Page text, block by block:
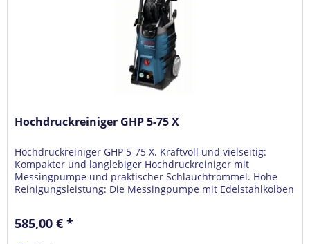
Hochdruckreiniger GHP 5-75 X
Hochdruckreiniger GHP 5-75 X. Kraftvoll und vielseitig:
Kompakter und langlebiger Hochdruckreiniger mit
Messingpumpe und praktischer Schlauchtrommel. Hohe
Reinigungsleistung: Die Messingpumpe mit Edelstahlkolben
585,00 € *